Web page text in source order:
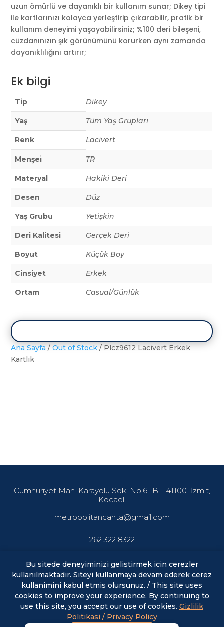
uzun ömürlü ve dayanıklı bir kullanım sunar; Dikey tipi
ile kartlarınızı kolayca yerleştirip çıkarabilir, pratik bir
kullanım deneyimi yaşayabilirsiniz; %100 deri bileşeni,
cüzdanınızın şık görünümünü korurken aynı zamanda
dayanıklılığını artırır;
Ek bilgi
Tip Dikey
Yaş Tüm Yaş Grupları
Renk Lacivert
Menşei TR
Materyal Hakiki Deri
Desen Düz
Yaş Grubu Yetişkin
Deri Kalitesi Gerçek Deri
Boyut Küçük Boy
Cinsiyet Erkek
Ortam Casual/Günlük
Ana Sayfa /Out of Stock / Plcz9612 Lacivert Erkek
Kartlık
Cumhuriyet Mah. Karayolu Sok. No.61 B. 41100 İzmit,
Kocaeli
metropolitancanta@gmail.com
262 322 8322
En son haberler ve fırsatlardan haberdar olmak için abone
olun.
Bu sitede deneyiminizi gelistirmek icin cerezler
kullanilmaktadir. Siteyi kullanmaya devam ederek cerez
kullanimini kabul etmis olursunuz. / This site uses
cookies to improve your experience. By continuing to
use this site, you accept our use of cookies. Gizlilik
Politikasi / Privacy Policy